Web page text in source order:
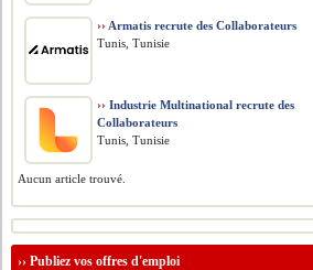
›› Armatis recrute des Collaborateurs
Tunis, Tunisie
›› Industrie Multinational recrute des
Collaborateurs
Tunis, Tunisie
Aucun article trouvé.
››Publiez vos offres d'emploi